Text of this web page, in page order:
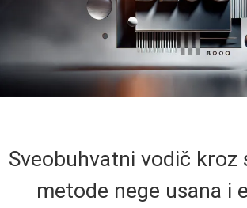
Sveobuhvatni vodič kroz
metode nege usana i